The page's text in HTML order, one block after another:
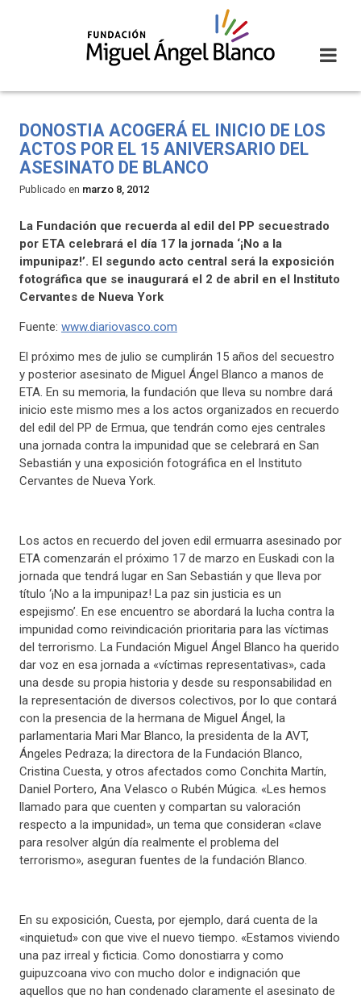
DONOSTIA ACOGERÁ EL INICIO DE LOS
ACTOS POR EL 15 ANIVERSARIO DEL
ASESINATO DE BLANCO
Publicado en marzo 8, 2012
La Fundación que recuerda al edil del PP secuestrado
por ETA celebrará el día 17 la jornada ‘¡No a la
impunipaz!’. El segundo acto central será la exposición
fotográfica que se inaugurará el 2 de abril en el Instituto
Cervantes de Nueva York
Fuente: www.diariovasco.com
El próximo mes de julio se cumplirán 15 años del secuestro
y posterior asesinato de Miguel Ángel Blanco a manos de
ETA. En su memoria, la fundación que lleva su nombre dará
inicio este mismo mes a los actos organizados en recuerdo
del edil del PP de Ermua, que tendrán como ejes centrales
una jornada contra la impunidad que se celebrará en San
Sebastián y una exposición fotográfica en el Instituto
Cervantes de Nueva York.
Los actos en recuerdo del joven edil ermuarra asesinado por
ETA comenzarán el próximo 17 de marzo en Euskadi con la
jornada que tendrá lugar en San Sebastián y que lleva por
título ‘¡No a la impunipaz! La paz sin justicia es un
espejismo’. En ese encuentro se abordará la lucha contra la
impunidad como reivindicación prioritaria para las víctimas
del terrorismo. La Fundación Miguel Ángel Blanco ha querido
dar voz en esa jornada a «víctimas representativas», cada
una desde su propia historia y desde su responsabilidad en
la representación de diversos colectivos, por lo que contará
con la presencia de la hermana de Miguel Ángel, la
parlamentaria Mari Mar Blanco, la presidenta de la AVT,
Ángeles Pedraza; la directora de la Fundación Blanco,
Cristina Cuesta, y otros afectados como Conchita Martín,
Daniel Portero, Ana Velasco o Rubén Múgica. «Les hemos
llamado para que cuenten y compartan su valoración
respecto a la impunidad», un tema que consideran «clave
para resolver algún día realmente el problema del
terrorismo», aseguran fuentes de la fundación Blanco.
En su exposición, Cuesta, por ejemplo, dará cuenta de la
«inquietud» con que vive el nuevo tiempo. «Estamos viviendo
una paz irreal y ficticia. Como donostiarra y como
guipuzcoana vivo con mucho dolor e indignación que
aquellos que no han condenado claramente el asesinato de